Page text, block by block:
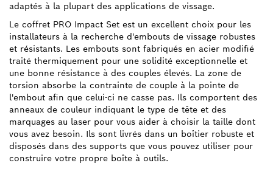
adaptés à la plupart des applications de vissage.
Le coffret PRO Impact Set est un excellent choix pour les
installateurs à la recherche d'embouts de vissage robustes
et résistants. Les embouts sont fabriqués en acier modifié
traité thermiquement pour une solidité exceptionnelle et
une bonne résistance à des couples élevés. La zone de
torsion absorbe la contrainte de couple à la pointe de
l'embout afin que celui-ci ne casse pas. Ils comportent des
anneaux de couleur indiquant le type de tête et des
marquages au laser pour vous aider à choisir la taille dont
vous avez besoin. Ils sont livrés dans un boîtier robuste et
disposés dans des supports que vous pouvez utiliser pour
construire votre propre boîte à outils.